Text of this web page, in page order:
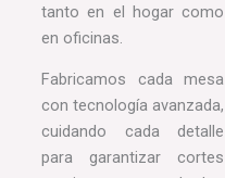
tanto en el hogar como
en oficinas.
Fabricamos cada mesa
con tecnología avanzada,
cuidando cada detalle
para garantizar cortes